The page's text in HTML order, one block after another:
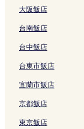
大阪飯店
台南飯店
台中飯店
台東市飯店
宜蘭市飯店
京都飯店
東京飯店